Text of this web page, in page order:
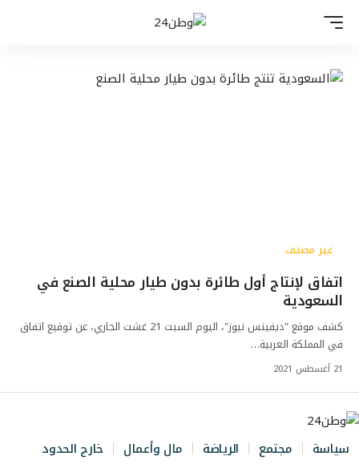
غير مصنف
اتفاق لإنتاج أول طائرة بدون طيار محلية الصنع في
السعودية
كشف موقع "ديفينس نيوز"، اليوم السبت 21 غشت الجاري، عن توقيع اتفاق
في المملكة العربية…
21 أغسطس 2021
سياسة مجتمع الرياضة مال وأعمال
خارج الحدود